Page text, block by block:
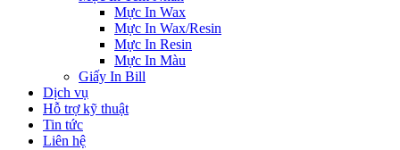
Mực In Wax
Mực In Wax/Resin
Mực In Resin
Mực In Màu
Giấy In Bill
Dịch vụ
Hỗ trợ kỹ thuật
Tin tức
Liên hệ